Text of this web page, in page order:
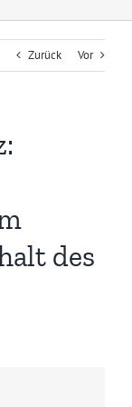
Zurück Vor
des